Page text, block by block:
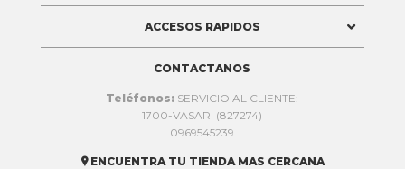
ACCESOS RAPIDOS
CONTACTANOS
Teléfonos: SERVICIO AL CLIENTE:
1700-VASARI (827274)
0969545239
 ENCUENTRA TU TIENDA MAS CERCANA